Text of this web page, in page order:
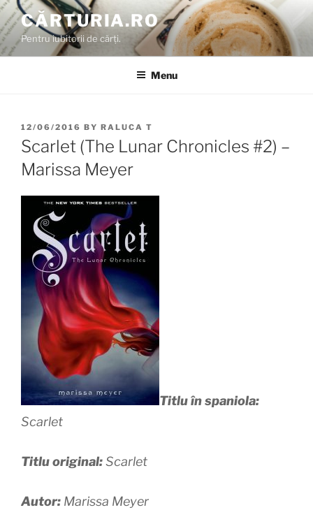
Skip
to
content
CĂRTURIA.RO
Pentru iubitorii de cărți.
Menu
POSTED
ON
12/06/2016 BY RALUCA T
Scarlet (The Lunar Chronicles #2) –
Marissa Meyer
Titlu în spaniola:
Scarlet
Titlu original:Scarlet
Autor: Marissa Meyer